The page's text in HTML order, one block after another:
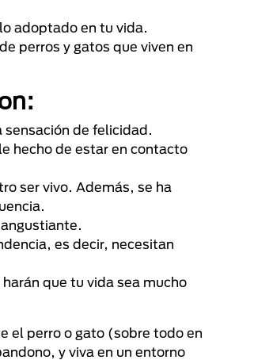
adoptado en tu vida.
perros y gatos que viven en
sensación de felicidad.
hecho de estar en contacto
ser vivo. Además, se ha
es decir, necesitan
que tu vida sea mucho
el perro o gato (sobre todo en
y viva en un entorno